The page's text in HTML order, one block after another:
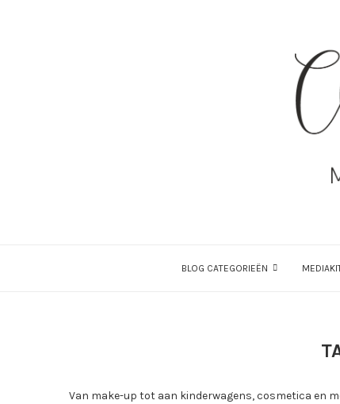
BLOG CATEGORIEËN
Van make-up tot aan kinderwagens, cosmetica en